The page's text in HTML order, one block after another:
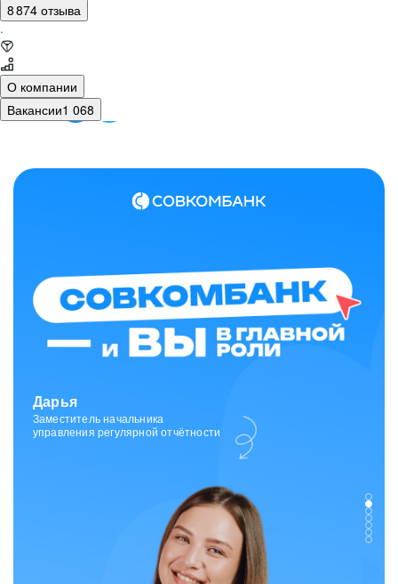
8 874 отзыва
·
О компании
Вакансии1 068
Зарина
Ведущий специалист
отдела исходящих коммуникаций